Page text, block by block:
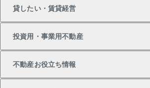
新築・分譲マンションの購入
中古マンションの購入
マンションの売却・査定
一戸建ての売却・査定
借りたいTOP
物件を借りる
貸したい・賃貸経営
貸したいTOP
投資用・事業用不動産
不動産お役立ち情報